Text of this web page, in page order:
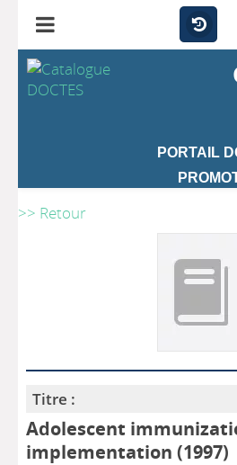
PORTAIL
>> Retour
Titre :
Adolescent
implementation (1997)